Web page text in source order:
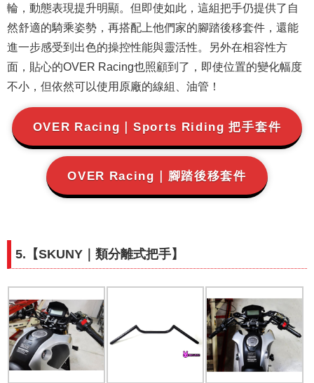
輪，動態表現提升明顯。但即使如此，這組把手仍提供了自
然舒適的騎乘姿勢，再搭配上他們家的腳踏後移套件，還能
進一步感受到出色的操控性能與靈活性。另外在相容性方
面，貼心的OVER Racing也照顧到了，即使位置的變化幅度
不小，但依然可以使用原廠的線組、油管！
OVER Racing｜Sports Riding 把手套件
OVER Racing｜腳踏後移套件
5.【SKUNY｜類分離式把手】